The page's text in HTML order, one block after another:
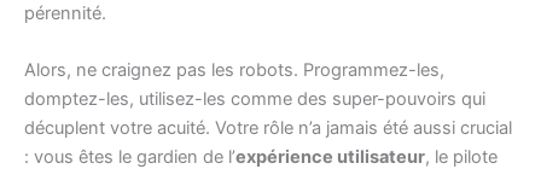
pérennité.
Alors, ne craignez pas les robots. Programmez-les,
domptez-les, utilisez-les comme des super-pouvoirs qui
décuplent votre acuité. Votre rôle n’a jamais été aussi crucial
: vous êtes le gardien de l’expérience utilisateur, le pilote